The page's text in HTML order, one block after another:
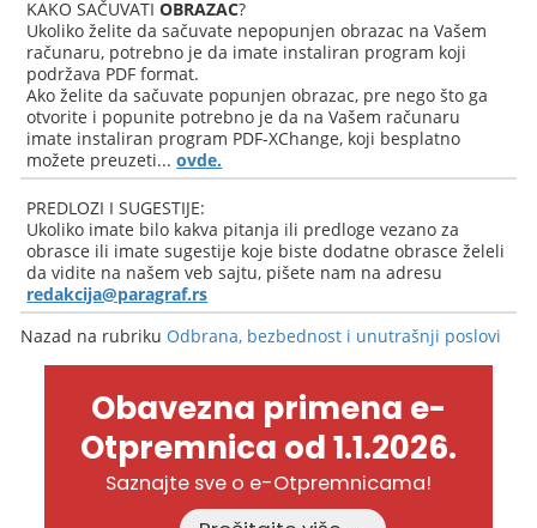
KAKO SAČUVATIOBRAZAC?
Ukoliko želite da sačuvate nepopunjen obrazac na Vašem
računaru, potrebno je da imate instaliran program koji
podržava PDF format.
Ako želite da sačuvate popunjen obrazac, pre nego što ga
otvorite i popunite potrebno je da na Vašem računaru
imate instaliran program PDF-XChange, koji besplatno
možete preuzeti...ovde.
PREDLOZI I SUGESTIJE:
Ukoliko imate bilo kakva pitanja ili predloge vezano za
obrasce ili imate sugestije koje biste dodatne obrasce želeli
da vidite na našem veb sajtu, pišete nam na adresu
redakcija@paragraf.rs
Nazad na rubriku Odbrana, bezbednost i unutrašnji poslovi
Obavezna primena e-
Otpremnica od 1.1.2026.
Saznajte sve o e-Otpremnicama!